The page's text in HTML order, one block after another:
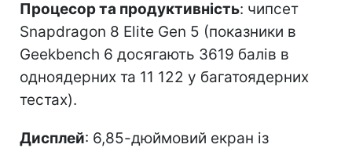
Процесор та продуктивність: чипсет
Snapdragon 8 Elite Gen 5 (показники в
Geekbench 6 досягають 3619 балів в
одноядерних та 11 122 у багатоядерних
тестах).
Дисплей: 6,85-дюймовий екран із